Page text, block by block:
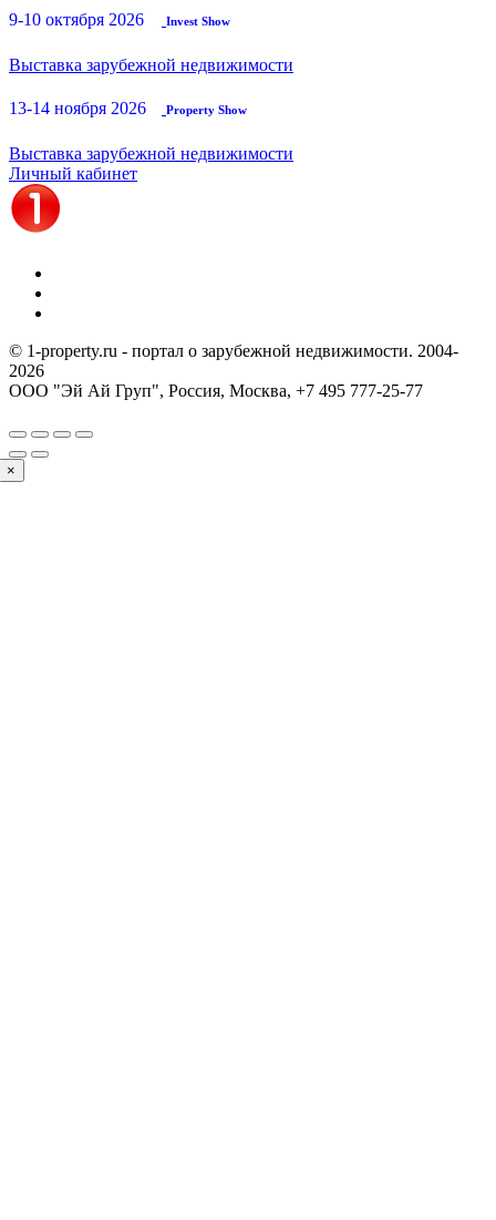
9-10 октября 2026 Invest Show
Выставка зарубежной недвижимости
13-14 ноября 2026 Property Show
Выставка зарубежной недвижимости
Личный кабинет
© 1-property.ru - портал о зарубежной недвижимости. 2004-
2026
ООО "Эй Ай Груп", Россия, Москва, +7 495 777-25-77
×